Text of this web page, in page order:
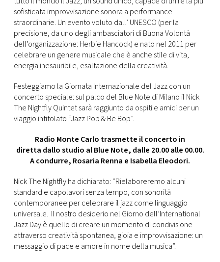
CONSIGLIA
sofisticata improvvisazione sonora a performance
straordinarie. Un evento voluto dall’ UNESCO (per la
precisione, da uno degli ambasciatori di Buona Volontà
dell’organizzazione: Herbie Hancock) e nato nel 2011 per
celebrare un genere musicale che è anche stile di vita,
energia inesauribile, esaltazione della creatività.
Festeggiamo la Giornata Internazionale del Jazz con un
concerto speciale: sul palco del Blue Note di Milano il Nick
The Nightfly Quintet sarà raggiunto da ospiti e amici per un
viaggio intitolato “Jazz Pop & Be Bop”.
Radio Monte Carlo trasmette il concerto in
diretta dallo studio al Blue Note, dalle 20.00 alle 00.00.
A condurre, Rosaria Renna e Isabella Eleodori.
Nick The Nightfly ha dichiarato: “Rielaboreremo alcuni
standard e capolavori senza tempo, con sonorità
contemporanee per celebrare il jazz come linguaggio
universale. Il nostro desiderio nel Giorno dell’International
Jazz Day è quello di creare un momento di condivisione
attraverso creatività spontanea, gioia e improvvisazione: un
messaggio di pace e amore in nome della musica”.